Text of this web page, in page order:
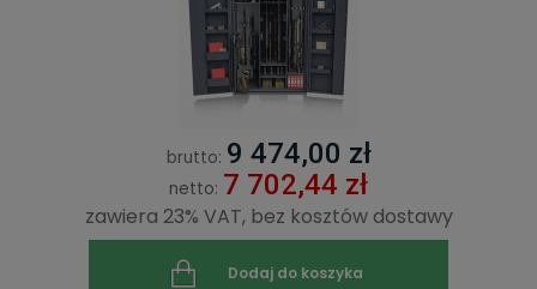
brutto: 9 474,00 zł
netto: 7 702,44 zł
zawiera 23% VAT, bez kosztów dostawy
Dodaj do koszyka